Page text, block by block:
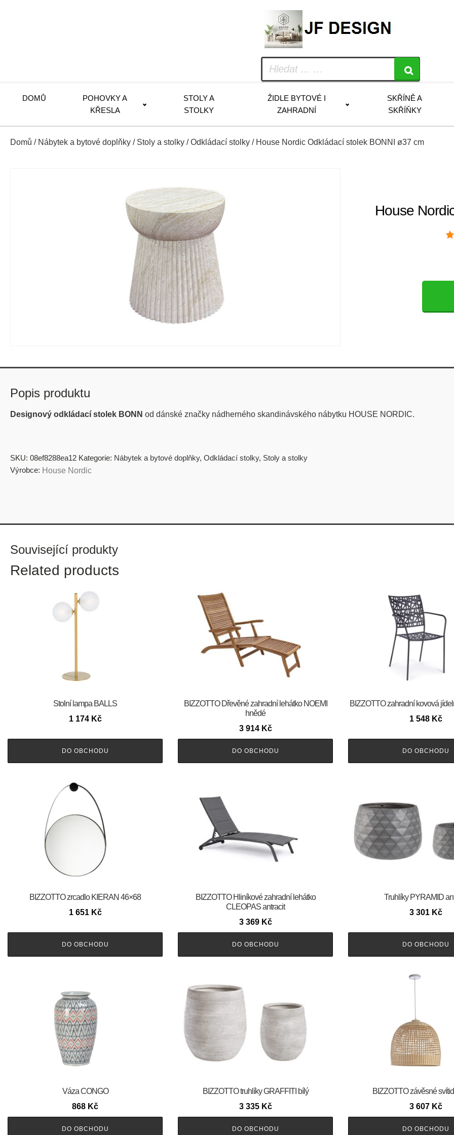
DOMŮ
POHOVKY A
KŘESLA
STOLY A
STOLKY
ŽIDLE BYTOVÉ I
ZAHRADNÍ
SKŘÍNĚ A
SKŘÍŇKY
Domů / Nábytek a bytové doplňky / Stoly a stolky /Odkládací stolky / House Nordic Odkládací stolek BONNI ø37 cm
House
Popis produktu
Designový odkládací stolek BONN od dánské značky nádherného skandinávského nábytku HOUSE NORDIC.
SKU: 08ef8288ea12 Kategorie: Nábytek a bytové doplňky, Odkládací stolky, Stoly a stolky
Výrobce: House Nordic
Související produkty
Related products
Stolní lampa BALLS
1 174 Kč
DO OBCHODU
BIZZOTTO Dřevěné zahradní lehátko NOEMI
hnědé
3 914 Kč
DO OBCHODU
BIZZOTTO zahradní kovová
1 548 Kč
DO OBCHODU
BIZZOTTO zrcadlo KIERAN 46×68
1 651 Kč
DO OBCHODU
BIZZOTTO Hliníkové zahradní lehátko
CLEOPAS antracit
3 369 Kč
DO OBCHODU
Truhlíky PYRAMID
3 301 Kč
DO OBCHODU
Váza CONGO
868 Kč
DO OBCHODU
BIZZOTTO truhlíky GRAFFITI bílý
3 335 Kč
DO OBCHODU
BIZZOTTO závěsné
3 607 Kč
DO OBCHODU